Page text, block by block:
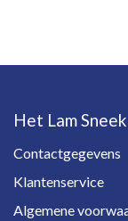
Het Lam Sneek
Contactgegevens
Klantenservice
Algemene